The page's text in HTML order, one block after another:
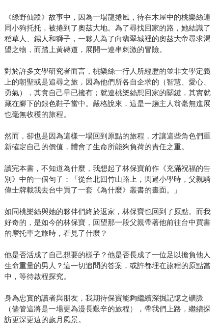
《綠野仙蹤》故事中，因為一場龍捲風，待在木屋中的桃樂絲連
同小狗托托，被捲到了奧茲大地。為了尋找回家的路，她結識了
稻草人、錫人和獅子，一夥人為了向翡翠城裡的奧茲大帝尋求渴
望之物，而踏上黃磚道，展開一連串刺激的冒險。
對於許多文學研究者而言，桃樂絲一行人所經歷的並非文學定義
上的朝聖或是追尋之旅，因為他們所各自企求的（智慧、愛心、
勇氣），其實自己早已擁有；就連桃樂絲想回家的關鍵，其實就
藏在腳下的銀色鞋子當中。嚴格說來，這是一趟主人翁毫無進展
也毫無收穫的旅程。
然而，卻也是因為這樣一場回到原點的旅程，才讓這些角色們重
新確定自己的價值，體會了生命所能夠負荷的責任之重。
讀完本書，不知道為什麼，我想起了林保寶前作《充滿祝福的告
別》中的一個句子：「從台北回竹山路上，閃過小學時，父親騎
偉士牌載我去台中買了一套《為什麼》叢書的畫面。」
如同桃樂絲與她的夥伴們終於返家，林保寶也回到了原點。而我
好奇的，是如今的林保寶，回望那一段父親帶著他前往台中買書
的摩托車之旅時，看見了什麼？
他是否活成了自己想要的樣子？他是否長成了一位足以擔負他人
生命重量的男人？這一切追問的答案，或許都埋在旅程的原點當
中，等待啟程探究。
身為忠實的讀者與朋友，我期待保寶能夠繼續深掘記憶之礦脈
（儘管這將是一場更為漫長艱辛的旅程），帶我們上路，繼續探
訪更深更遠的歲月風景。